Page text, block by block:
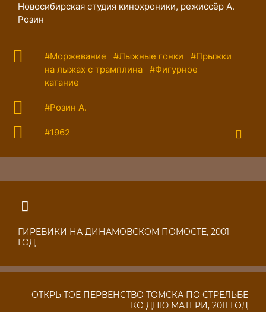
Новосибирская студия кинохроники, режиссёр А.
Розин
#Моржевание #Лыжные гонки
#Прыжки
на лыжах с трамплина
#Фигурное
катание
#Розин А.
#1962
ГИРЕВИКИ НА ДИНАМОВСКОМ ПОМОСТЕ, 2001
ГОД
ОТКРЫТОЕ ПЕРВЕНСТВО ТОМСКА ПО СТРЕЛЬБЕ
КО ДНЮ МАТЕРИ, 2011 ГОД